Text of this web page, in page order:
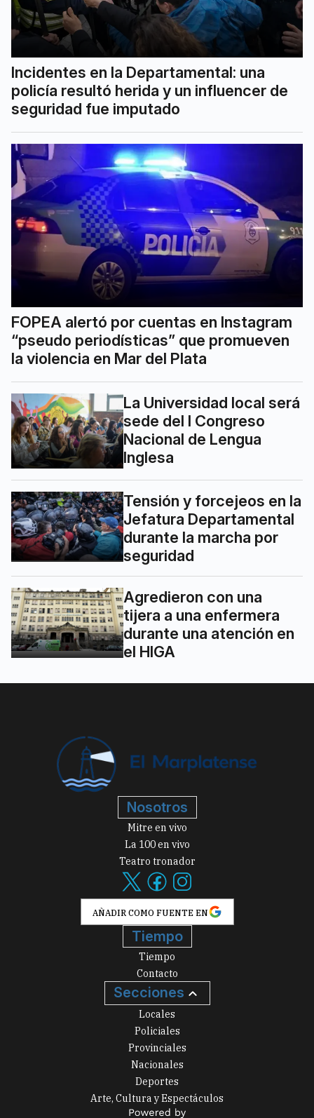
Incidentes en la Departamental: una
policía resultó herida y un influencer de
seguridad fue imputado
FOPEA alertó por cuentas en Instagram
“pseudo periodísticas” que promueven
la violencia en Mar del Plata
La Universidad local será
sede del I Congreso
Nacional de Lengua
Inglesa
Tensión y forcejeos en la
Jefatura Departamental
durante la marcha por
seguridad
Agredieron con una
tijera a una enfermera
durante una atención en
el HIGA
Nosotros
Mitre en vivo
La 100 en vivo
Teatro tronador
AÑADIR COMO FUENTE EN
Tiempo
Tiempo
Contacto
Secciones
Locales
Policiales
Provinciales
Nacionales
Deportes
Arte, Cultura y Espectáculos